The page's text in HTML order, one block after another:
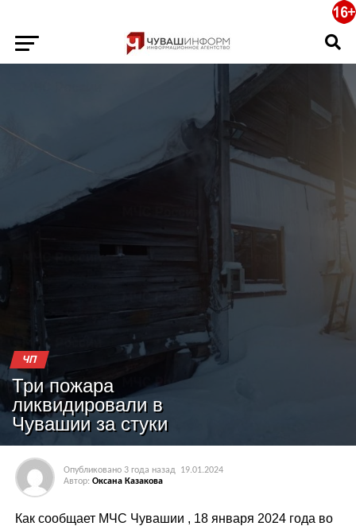
ЧП
Три пожара
ликвидировали в
Чувашии за стуки
Опубликовано 3 года назад
19.01.2024
Автор: Оксана Казакова
Как сообщает МЧС Чувашии , 18 января 2024 года во